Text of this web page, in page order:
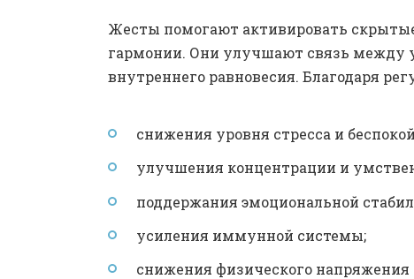
Жесты помогают активировать
гармонии. Они улучшают связь между
внутреннего равновесия. Благодаря
снижения уровня стресса и
улучшения концентрации и
поддержания эмоциональной
усиления иммунной системы;
снижения физического напряжения